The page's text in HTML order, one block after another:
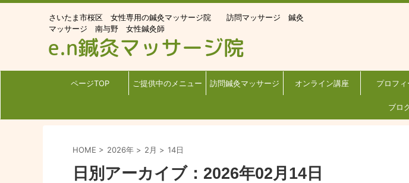
さいたま市桜区 女性専用の鍼灸マッサージ院 訪問マッサージ 鍼灸
マッサージ 南与野 女性鍼灸師
ページTOP ご提供中のメニュー 訪問鍼灸マッサージ オンライン講座 プロフィ
ブロ
HOME > 2026年 > 2月 > 14日
日別アーカイブ：2026年02月14日